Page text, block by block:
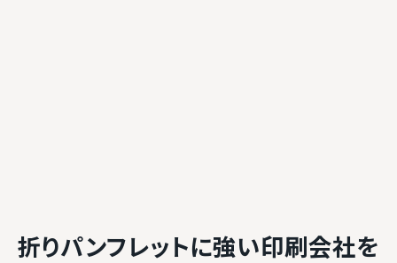
折りパンフレットに強い印刷会社を